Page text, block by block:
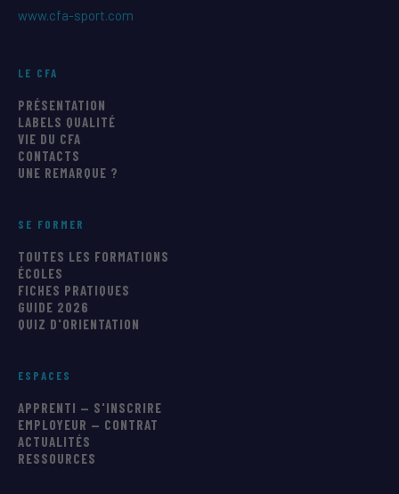
www.cfa-sport.com
LE CFA
PRÉSENTATION
LABELS QUALITÉ
VIE DU CFA
CONTACTS
UNE REMARQUE ?
SE FORMER
TOUTES LES FORMATIONS
ÉCOLES
FICHES PRATIQUES
GUIDE 2026
QUIZ D'ORIENTATION
ESPACES
APPRENTI — S'INSCRIRE
EMPLOYEUR — CONTRAT
ACTUALITÉS
RESSOURCES